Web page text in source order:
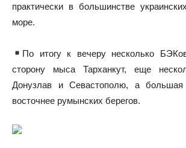
практически в большинстве
море.
По итогу к вечеру несколько
сторону мыса Тарханкут, еще
Донузлав и Севастополю, а большая
восточнее румынских берегов.